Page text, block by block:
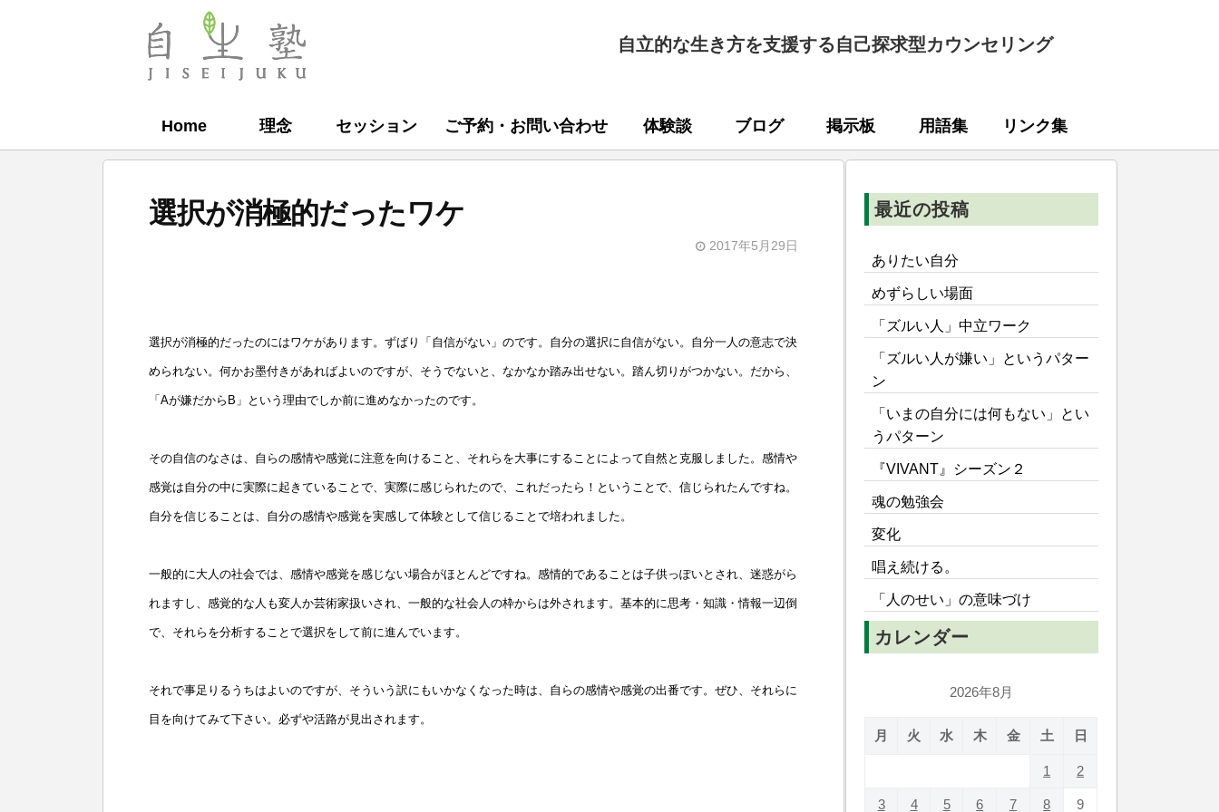
自
自立的な生き方を支援する自己探求型カウンセリング
Home 理念 セッション ご予約・お問い合わせ 体験談 ブログ 掲示板 用語集 リンク集
選択が消極的だったワケ
2017年5月29日
生
塾
選択が消極的だったのにはワケがあります。ずばり「自信がない」のです。自分の選択に自信がない。自分一人の意志で決
められない。何かお墨付きがあればよいのですが、そうでないと、なかなか踏み出せない。踏ん切りがつかない。だから、
「Aが嫌だからB」という理由でしか前に進めなかったのです。
その自信のなさは、自らの感情や感覚に注意を向けること、それらを大事にすることによって自然と克服しました。感情や
感覚は自分の中に実際に起きていることで、実際に感じられたので、これだったら！ということで、信じられたんですね。
自分を信じることは、自分の感情や感覚を実感して体験として信じることで培われました。
一般的に大人の社会では、感情や感覚を感じない場合がほとんどですね。感情的であることは子供っぽいとされ、迷惑がら
れますし、感覚的な人も変人か芸術家扱いされ、一般的な社会人の枠からは外されます。基本的に思考・知識・情報一辺倒
で、それらを分析することで選択をして前に進んでいます。
それで事足りるうちはよいのですが、そういう訳にもいかなくなった時は、自らの感情や感覚の出番です。ぜひ、それらに
目を向けてみて下さい。必ずや活路が見出されます。
最近の投稿
ありたい自分
めずらしい場面
「ズルい人」中立ワーク
「ズルい人が嫌い」というパター
ン
「いまの自分には何もない」とい
うパターン
『VIVANT』シーズン２
魂の勉強会
変化
唱え続ける。
「人のせい」の意味づけ
カレンダー
2026年8月
月 火 水 木 金 土 日
1 2
3 4 5 6 7 8 9